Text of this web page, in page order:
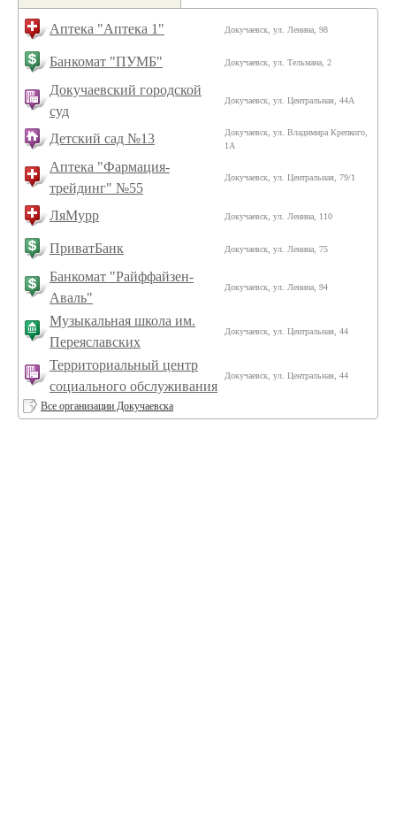
Аптека "Аптека 1" Докучаевск, ул. Ленина, 98
Банкомат "ПУМБ" Докучаевск, ул. Тельмана, 2
Докучаевский городской
суд
Докучаевск, ул. Центральная, 44А
Детский сад №13
Докучаевск, ул. Владимира Крепкого,
1А
Аптека "Фармация-
трейдинг" №55
Докучаевск, ул. Центральная, 79/1
ЛяМурр Докучаевск, ул. Ленина, 110
ПриватБанк Докучаевск, ул. Ленина, 75
Банкомат "Райффайзен-
Аваль"
Докучаевск, ул. Ленина, 94
Музыкальная школа им.
Переяславских
Докучаевск, ул. Центральная, 44
Территориальный центр
социального обслуживания
Докучаевск, ул. Центральная, 44
Все организации Докучаевска